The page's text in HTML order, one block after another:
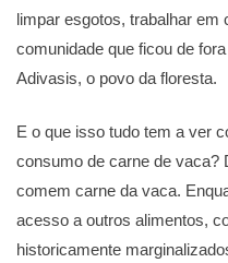
limpar esgotos, trabalhar
comunidade que ficou de
Adivasis, o povo da floresta.
E o que isso tudo tem a ver
consumo de carne de vaca?
comem carne da vaca.
acesso a outros alimentos,
historicamente